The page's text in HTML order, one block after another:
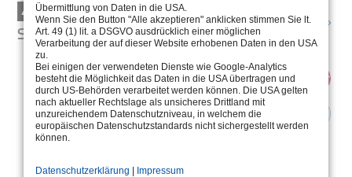
4.0050
SURFACE-MOUNTED SPOTLIGHT
Übermittlung von Daten in die USA.
Wenn Sie den Button "Alle akzeptieren" anklicken stimmen Sie lt.
Art. 49 (1) lit. a DSGVO ausdrücklich einer möglichen
Verarbeitung der auf dieser Website erhobenen Daten in den USA
zu.
Bei einigen der verwendeten Dienste wie Google-Analytics
besteht die Möglichkeit das Daten in die USA übertragen und
durch US-Behörden verarbeitet werden können. Die USA gelten
nach aktueller Rechtslage als unsicheres Drittland mit
unzureichendem Datenschutzniveau, in welchem die
europäischen Datenschutzstandards nicht sichergestellt werden
können.
Datenschutzerklärung | Impressum